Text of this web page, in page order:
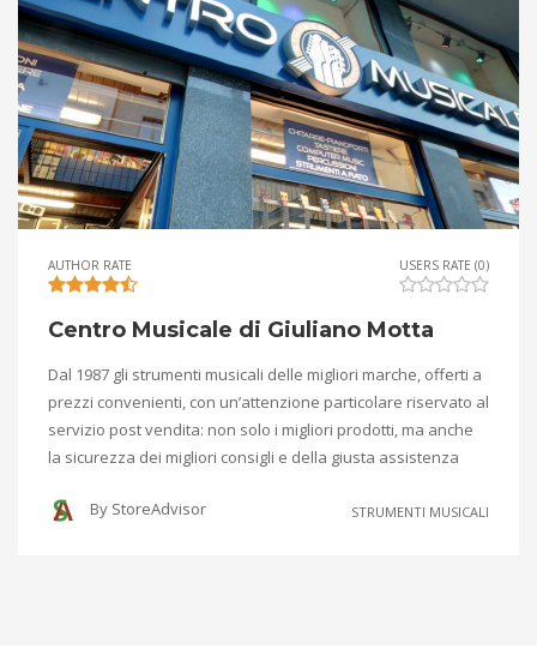
AUTHOR RATE USERS RATE (0)
Centro Musicale di Giuliano Motta
Dal 1987 gli strumenti musicali delle migliori marche, offerti a
prezzi convenienti, con un’attenzione particolare riservato al
servizio post vendita: non solo i migliori prodotti, ma anche
la sicurezza dei migliori consigli e della giusta assistenza
By StoreAdvisor STRUMENTI MUSICALI